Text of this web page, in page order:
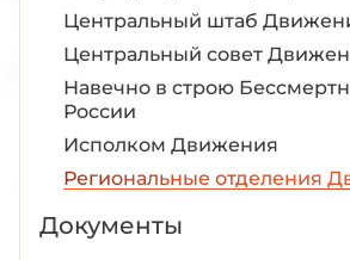
Центральный штаб
Центральный совет
Навечно в строю
России
Исполком Движения
Региональные отделения
Документы